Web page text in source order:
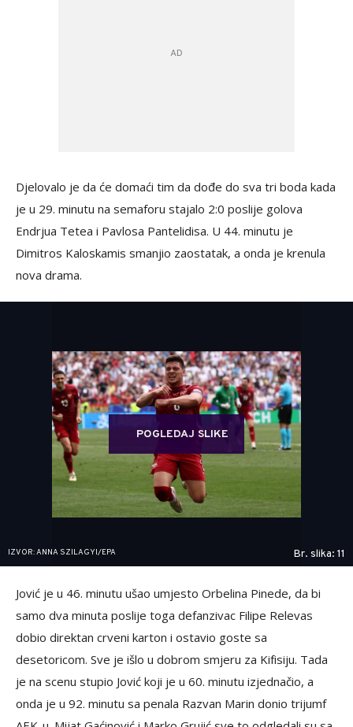
Djelovalo je da će domaći tim da dođe do sva tri boda kada
je u 29. minutu na semaforu stajalo 2:0 poslije golova
Endrjua Tetea i Pavlosa Pantelidisa. U 44. minutu je
Dimitros Kaloskamis smanjio zaostatak, a onda je krenula
nova drama.
POGLEDAJ SLIKE
IZVOR: ANNA SZILAGYI/EPA Br. slika: 11
Jović je u 46. minutu ušao umjesto Orbelina Pinede, da bi
samo dva minuta poslije toga defanzivac Filipe Relevas
dobio direktan crveni karton i ostavio goste sa
desetoricom. Sve je išlo u dobrom smjeru za Kifisiju. Tada
je na scenu stupio Jović koji je u 60. minutu izjednačio, a
onda je u 92. minutu sa penala Razvan Marin donio trijumf